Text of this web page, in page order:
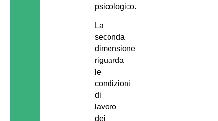
psicologico.
La
seconda
dimensione
riguarda
le
condizioni
di
lavoro
dei